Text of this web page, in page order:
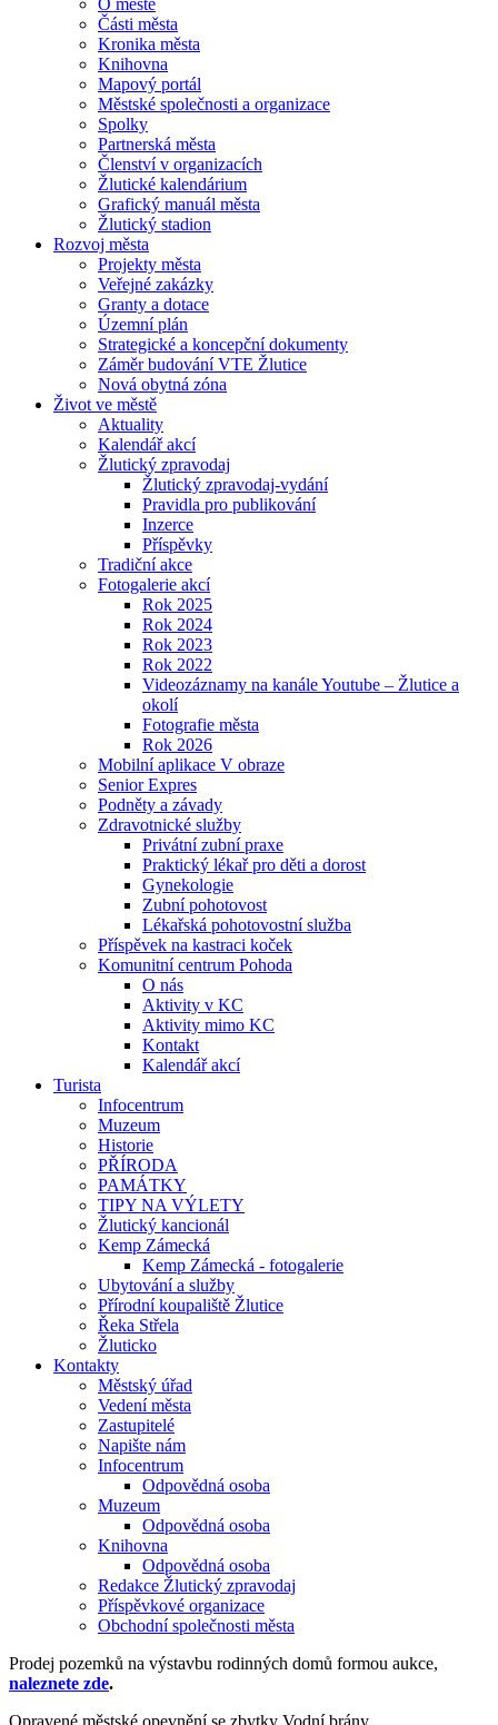
O městě
Části města
Kronika města
Knihovna
Mapový portál
Městské společnosti a organizace
Spolky
Partnerská města
Členství v organizacích
Žlutické kalendárium
Grafický manuál města
Žlutický stadion
Rozvoj města
Projekty města
Veřejné zakázky
Granty a dotace
Územní plán
Strategické a koncepční dokumenty
Záměr budování VTE Žlutice
Nová obytná zóna
Život ve městě
Aktuality
Kalendář akcí
Žlutický zpravodaj
Žlutický zpravodaj-vydání
Pravidla pro publikování
Inzerce
Příspěvky
Tradiční akce
Fotogalerie akcí
Rok 2025
Rok 2024
Rok 2023
Rok 2022
Videozáznamy na kanále Youtube – Žlutice a
okolí
Fotografie města
Rok 2026
Mobilní aplikace V obraze
Senior Expres
Podněty a závady
Zdravotnické služby
Privátní zubní praxe
Praktický lékař pro děti a dorost
Gynekologie
Zubní pohotovost
Lékařská pohotovostní služba
Příspěvek na kastraci koček
Komunitní centrum Pohoda
O nás
Aktivity v KC
Aktivity mimo KC
Kontakt
Kalendář akcí
Turista
Infocentrum
Muzeum
Historie
PŘÍRODA
PAMÁTKY
TIPY NA VÝLETY
Žlutický kancionál
Kemp Zámecká
Kemp Zámecká - fotogalerie
Ubytování a služby
Přírodní koupaliště Žlutice
Řeka Střela
Žluticko
Kontakty
Městský úřad
Vedení města
Zastupitelé
Napište nám
Infocentrum
Odpovědná osoba
Muzeum
Odpovědná osoba
Knihovna
Odpovědná osoba
Redakce Žlutický zpravodaj
Příspěvkové organizace
Obchodní společnosti města
Prodej pozemků na výstavbu rodinných domů formou aukce,
naleznete zde.
Opravené městské opevnění se zbytky Vodní brány